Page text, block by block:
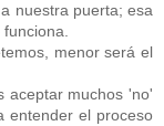
nuestra puerta; esa
menor será el
aceptar muchos 'no'
entender el proceso